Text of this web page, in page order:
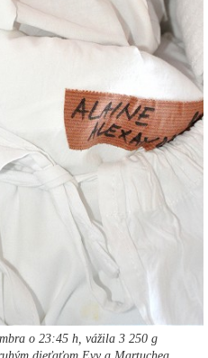
o 23:45 h, vážila 3 250 g